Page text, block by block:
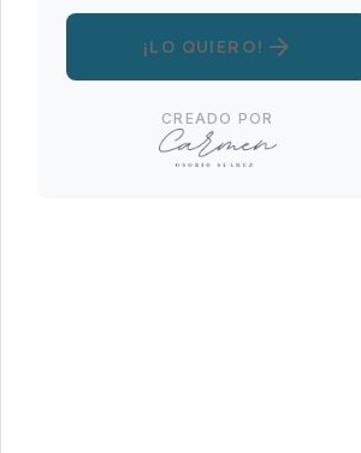
¡LO QUIERO! arrow_forward
CREADO POR